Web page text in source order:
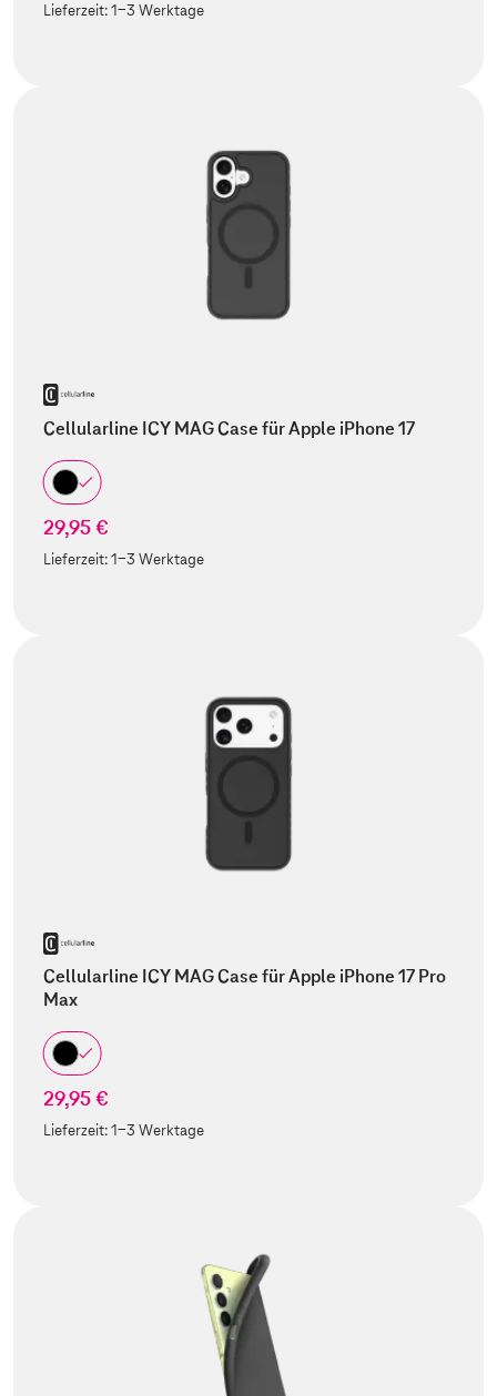
Lieferzeit:1-3 Werktage
Cellularline ICY MAG Case für Apple iPhone 17
29,95 €
Lieferzeit:1-3 Werktage
Cellularline ICY MAG Case für Apple iPhone 17 Pro
Max
29,95 €
Lieferzeit:1-3 Werktage